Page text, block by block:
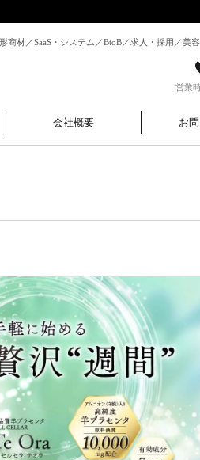
商材／SaaS・システム／BtoB／求人・採用／
営業
会社概要 お